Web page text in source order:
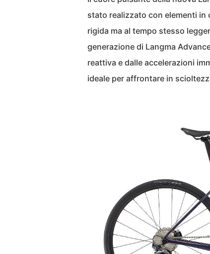
stato realizzato con elementi
rigida ma al tempo stesso
generazione di Langma
reattiva e dalle accelerazioni
ideale per affrontare in